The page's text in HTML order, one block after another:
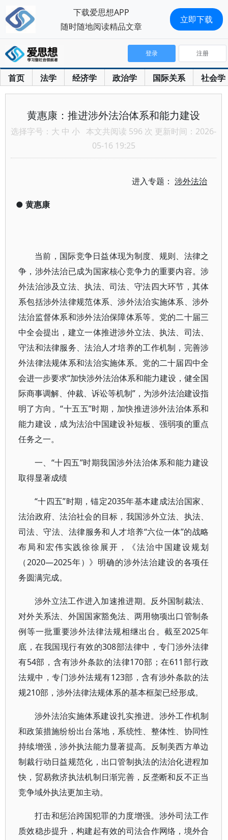
首页 法学 经济学 政治学 国际关系 社会学
登录 注册
黄惠康：推进涉外法治体系和能力建设
选择字号： 大 中 小 本文共阅读 596 次 更新时间：2026-
05-16 19:25
进入专题：涉外法治
● 黄惠康
当前，国际竞争日益体现为制度、规则、法律之
争，涉外法治已成为国家核心竞争力的重要内容。涉
外法治涉及立法、执法、司法、守法四大环节，其体
系包括涉外法律规范体系、涉外法治实施体系、涉外
法治监督体系和涉外法治保障体系等。党的二十届三
中全会提出，建立一体推进涉外立法、执法、司法、
守法和法律服务、法治人才培养的工作机制，完善涉
外法律法规体系和法治实施体系。党的二十届四中全
会进一步要求“加快涉外法治体系和能力建设，健全国
际商事调解、仲裁、诉讼等机制”，为涉外法治建设指
明了方向。“十五五”时期，加快推进涉外法治体系和
能力建设，成为法治中国建设补短板、强弱项的重点
任务之一。
一、“十四五”时期我国涉外法治体系和能力建设
取得显著成绩
“十四五”时期，锚定2035年基本建成法治国家、
法治政府、法治社会的目标，我国涉外立法、执法、
司法、守法、法律服务和人才培养“六位一体”的战略
布局和宏伟实践徐徐展开，《法治中国建设规划
（2020—2025年）》明确的涉外法治建设的各项任
务圆满完成。
涉外立法工作进入加速推进期。反外国制裁法、
对外关系法、外国国家豁免法、两用物项出口管制条
例等一批重要涉外法律法规相继出台。截至2025年
底，在我国现行有效的308部法律中，专门涉外法律
有54部，含有涉外条款的法律170部；在611部行政
法规中，专门涉外法规有123部，含有涉外条款的法
规210部，涉外法律法规体系的基本框架已经形成。
涉外法治实施体系建设扎实推进。涉外工作机制
和政策措施纷纷出台落地，系统性、整体性、协同性
持续增强，涉外执法能力显著提高。反制美西方单边
制裁行动日益规范化，出口管制执法的法治化进程加
快，贸易救济执法机制日渐完善，反垄断和反不正当
竞争域外执法更加主动。
打击和惩治跨国犯罪的力度增强。涉外司法工作
质效稳步提升，构建起有效的司法合作网络，境外合
下载爱思想APP
随时随地阅读精品文章
立即下载